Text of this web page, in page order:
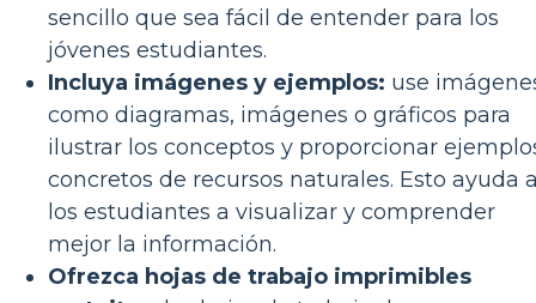
sencillo que sea fácil de entender para los
jóvenes estudiantes.
Incluya imágenes y ejemplos: use
como diagramas, imágenes o gráficos para
ilustrar los conceptos y proporcionar
concretos de recursos naturales. Esto ayuda
los estudiantes a visualizar y comprender
mejor la información.
Ofrezca hojas de trabajo imprimibles